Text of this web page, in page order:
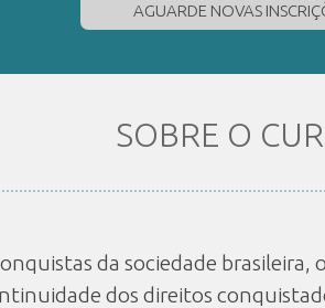
AGUARDE NOVAS
SOBRE O
da sociedade
dos direitos